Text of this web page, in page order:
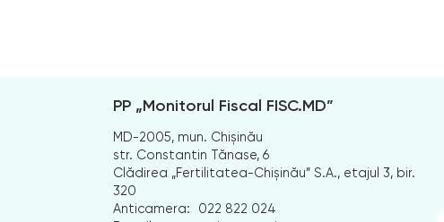
PP „Monitorul Fiscal FISC.MD”
MD-2005, mun. Chișinău
str. Constantin Tănase, 6
Clădirea „Fertilitatea-Chișinău” S.A., etajul 3, bir.
320
Anticamera:
022 822 024